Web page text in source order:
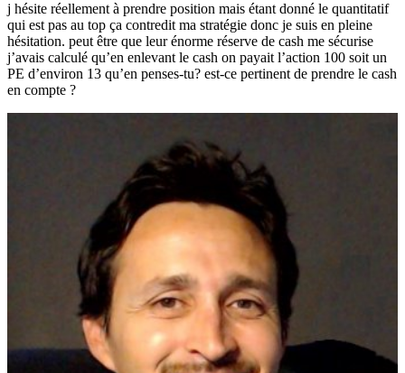
j hésite réellement à prendre position mais étant donné le quantitatif
qui est pas au top ça contredit ma stratégie donc je suis en pleine
hésitation. peut être que leur énorme réserve de cash me sécurise
j’avais calculé qu’en enlevant le cash on payait l’action 100 soit un
PE d’environ 13 qu’en penses-tu? est-ce pertinent de prendre le cash
en compte ?